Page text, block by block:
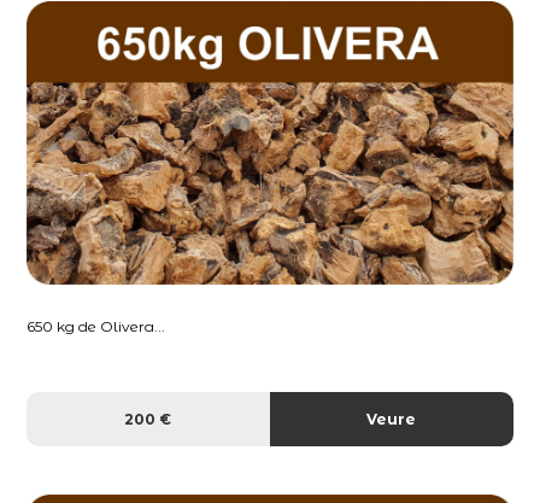
650 kg de Olivera...
200 € Veure